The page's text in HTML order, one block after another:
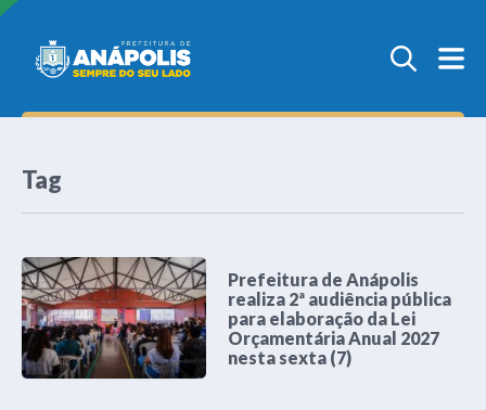
Tag
Prefeitura de Anápolis
realiza 2ª audiência pública
para elaboração da Lei
Orçamentária Anual 2027
nesta sexta (7)